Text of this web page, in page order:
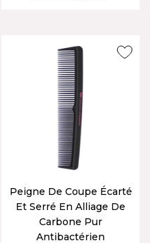
Peigne De Coupe Écarté
Et Serré En Alliage De
Carbone Pur
Antibactérien